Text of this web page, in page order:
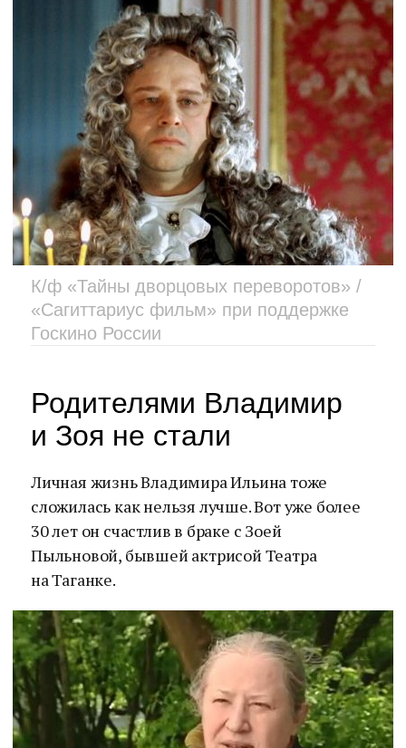
К/ф «Тайны дворцовых переворотов» /
«Сагиттариус фильм» при поддержке
Госкино России
Родителями Владимир
и Зоя не стали
Личная жизнь Владимира Ильина тоже
сложилась как нельзя лучше. Вот уже более
30 лет он счастлив в браке с Зоей
Пыльновой, бывшей актрисой Театра
на Таганке.